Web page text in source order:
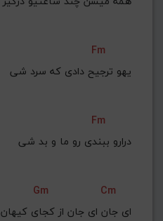
Fm
یهو ترجیح دادی که سرد شی
Fm
درارو ببندی رو ما و بد شی
Gm
Cm
ای جان ای جان از کجای کیهان